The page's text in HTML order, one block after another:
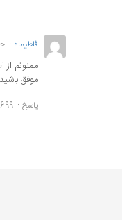
فاطيماه
ممنونم از
موفق
پاسخ